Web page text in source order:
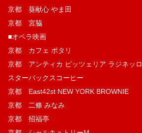
京都 葵献心 やま田
京都 宮脇
■オペラ映画
京都 カフェ ポタリ
京都 アンティカ ピッツェリア ラジネッロ
スターバックスコーヒー
京都 East42st NEW YORK BROWNIE
京都 二條 みなみ
京都 招福亭